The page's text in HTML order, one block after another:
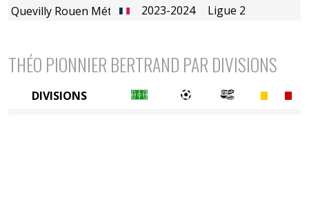
2023-2024
Ligue 2
Quevilly Rouen Métropole
THÉO PIONNIER BERTRAND PAR DIVISIONS
DIVISIONS